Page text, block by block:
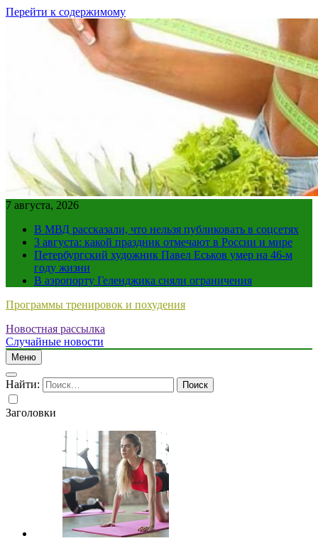
Перейти к содержимому
7 августа, 2026
В МВД рассказали, что нельзя публиковать в соцсетях
3 августа: какой праздник отмечают в России и мире
Петербургский художник Павел Еськов умер на 46-м
году жизни
В аэропорту Геленджика сняли ограничения
Программы тренировок и похудения
Новостная рассылка
Случайные новости
Меню
Найти:
Заголовки